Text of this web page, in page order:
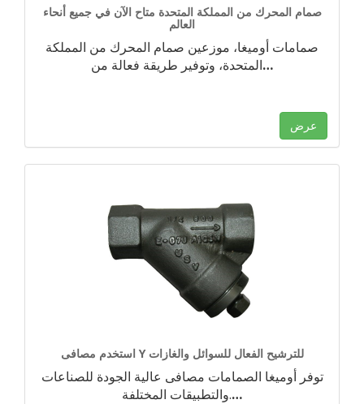
صمام المحرك من المملكة المتحدة متاح الآن في جميع أنحاء
العالم
صمامات أوميغا، موزعين صمام المحرك من المملكة
المتحدة، وتوفير طريقة فعالة من…
عرض
استخدم مصافى Y للترشيح الفعال للسوائل والغازات
توفر أوميغا الصمامات مصافى عالية الجودة للصناعات
والتطبيقات المختلفة.…